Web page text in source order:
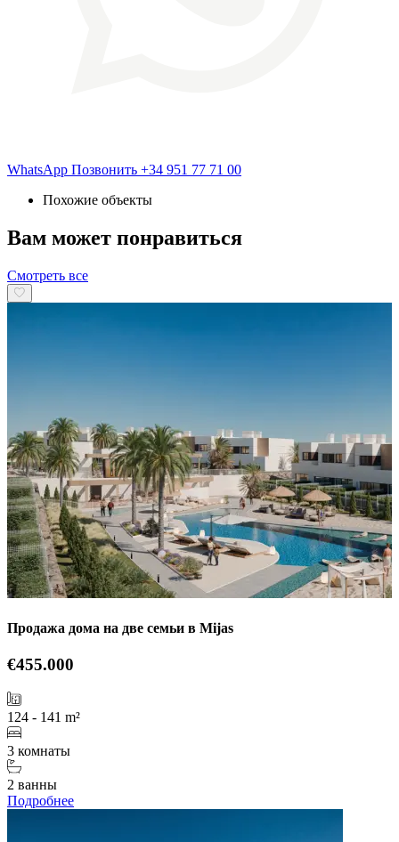
WhatsApp Позвонить +34 951 77 71 00
Похожие объекты
Вам может понравиться
Смотреть все
Продажа дома на две семьи в Mijas
€455.000
124 - 141 m²
3 комнаты
2 ванны
Подробнее